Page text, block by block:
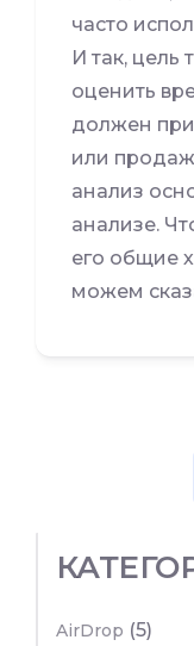
часто
И так, цель
оценить
должен
или
анализ
анализе.
его общие
можем
AirDrop (5)